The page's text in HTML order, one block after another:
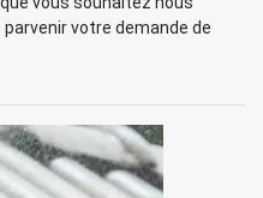
votre demande de